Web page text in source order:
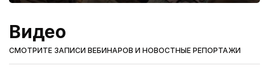
Видео
СМОТРИТЕ ЗАПИСИ ВЕБИНАРОВ И НОВОСТНЫЕ РЕПОРТАЖИ